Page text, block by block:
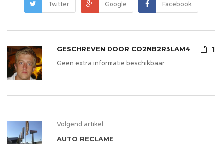
Twitter Google Facebook
GESCHREVEN DOOR CO2NB2R3LAM4
1
Geen extra informatie beschikbaar
Volgend artikel
AUTO RECLAME